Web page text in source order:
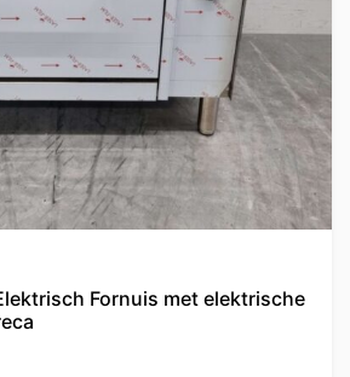
Fornuis met elektrische